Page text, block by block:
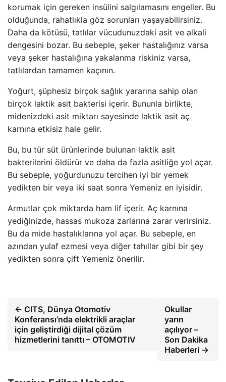
korumak için gereken insülini salgılamasını engeller. Bu
olduğunda, rahatlıkla göz sorunları yaşayabilirsiniz.
Daha da kötüsü, tatlılar vücudunuzdaki asit ve alkali
dengesini bozar. Bu sebeple, şeker hastalığınız varsa
veya şeker hastalığına yakalanma riskiniz varsa,
tatlılardan tamamen kaçının.
Yoğurt, şüphesiz birçok sağlık yararına sahip olan
birçok laktik asit bakterisi içerir. Bununla birlikte,
midenizdeki asit miktarı sayesinde laktik asit aç
karnına etkisiz hale gelir.
Bu, bu tür süt ürünlerinde bulunan laktik asit
bakterilerini öldürür ve daha da fazla asitliğe yol açar.
Bu sebeple, yoğurdunuzu tercihen iyi bir yemek
yedikten bir veya iki saat sonra Yemeniz en iyisidir.
Armutlar çok miktarda ham lif içerir. Aç karnına
yediğinizde, hassas mukoza zarlarına zarar verirsiniz.
Bu da mide hastalıklarına yol açar. Bu sebeple, en
azından yulaf ezmesi veya diğer tahıllar gibi bir şey
yedikten sonra çift Yemeniz önerilir.
← CITS, Dünya Otomotiv
Konferansı’nda elektrikli araçlar
için geliştirdiği dijital çözüm
hizmetlerini tanıttı – OTOMOTIV
Okullar
yarın
açılıyor –
Son Dakika
Haberleri →